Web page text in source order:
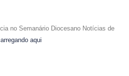
no Semanário Diocesano Notícias de
aqui